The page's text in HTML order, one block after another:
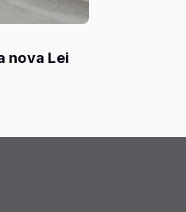
nova Lei